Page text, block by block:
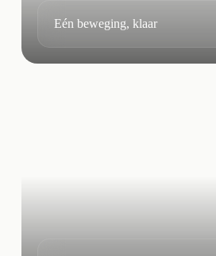
Eén beweging, klaar